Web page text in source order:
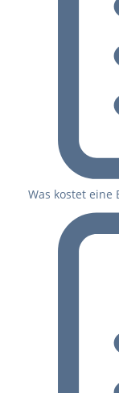
Was kostet eine